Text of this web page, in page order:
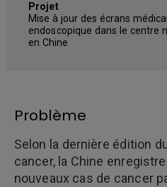
Projet
Mise à jour des écrans
endoscopique dans le centre
en Chine
Problème
Selon la dernière édition
cancer, la Chine
nouveaux cas de cancer